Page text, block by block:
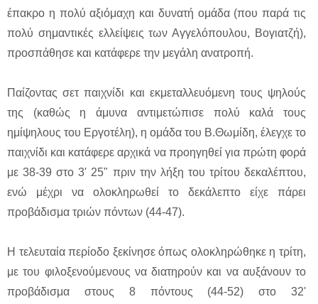
έπακρο η πολύ αξιόμαχη και δυνατή ομάδα (που παρά τις
πολύ σημαντικές ελλείψεις των Αγγελόπουλου, Βογιατζή),
προσπάθησε και κατάφερε την μεγάλη ανατροπή.
Παίζοντας σετ παιχνίδι και εκμεταλλευόμενη τους ψηλούς
της (καθώς η άμυνα αντιμετώπισε πολύ καλά τους
ημίψηλους του Εργοτέλη), η ομάδα του Β.Θωμίδη, έλεγχε το
παιχνίδι και κατάφερε αρχικά να προηγηθεί για πρώτη φορά
με 38-39 στο 3' 25" πριν την λήξη του τρίτου δεκαλέπτου,
ενώ μέχρι να ολοκληρωθεί το δεκάλεπτο είχε πάρει
προβάδισμα τριών πόντων (44-47).
Η τελευταία περίοδο ξεκίνησε όπως ολοκληρώθηκε η τρίτη,
με του φιλοξενούμενους να διατηρούν και να αυξάνουν το
προβάδισμα στους 8 πόντους (44-52) στο 32'